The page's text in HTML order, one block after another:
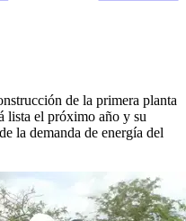
de la primera planta
lista el próximo año y su
la demanda de energía del